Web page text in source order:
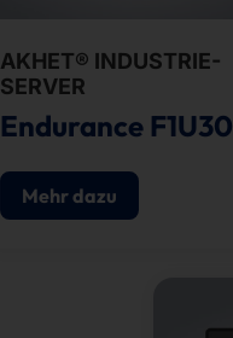
AKHET® INDUSTRIE-
SERVER
Endurance
Mehr dazu